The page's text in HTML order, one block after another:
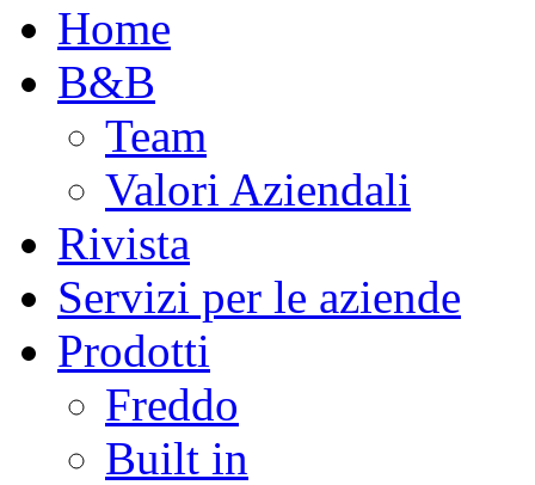
Home
B&B
Team
Valori Aziendali
Rivista
Servizi per le aziende
Prodotti
Freddo
Built in